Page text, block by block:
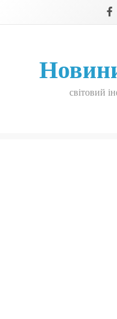
світовий